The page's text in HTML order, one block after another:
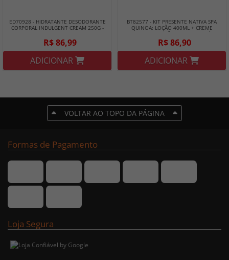
ED70928 - HIDRATANTE DESODORANTE
CORPORAL INDULGENT CREAM 250G -
R$ 86,99
ADICIONAR
BT82577 - KIT PRESENTE NATIVA SPA
QUINOA: LOÇÃO 400ML + CREME
ANTISSINAIS DE MÃOS 75G - BOTICÁRIO
R$ 86,90
ADICIONAR
VOLTAR AO TOPO DA PÁGINA
Formas de Pagamento
Loja Segura